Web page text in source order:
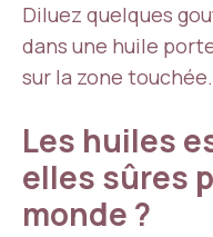
Diluez quelques
dans une huile
sur la zone touchée.
Les huiles
elles sûres
monde ?